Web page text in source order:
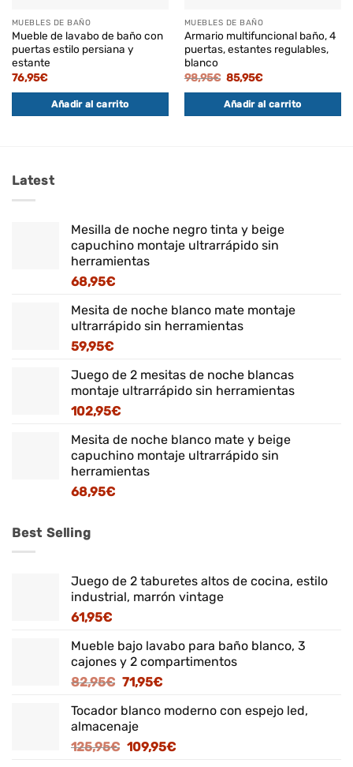
MUEBLES DE BAÑO
Mueble de lavabo de baño con
puertas estilo persiana y
estante
76,95€
Añadir al carrito
MUEBLES DE BAÑO
Armario multifuncional baño, 4
puertas, estantes regulables,
blanco
98,95€ El
original
era:
98,95€.
85,95€El
actual
es:
85,95€.
Añadir al carrito
Latest
Mesilla de noche negro tinta y beige
capuchino montaje ultrarrápido sin
herramientas
68,95€
Mesita de noche blanco mate montaje
ultrarrápido sin herramientas
59,95€
Juego de 2 mesitas de noche blancas
montaje ultrarrápido sin herramientas
102,95€
Mesita de noche blanco mate y beige
capuchino montaje ultrarrápido sin
herramientas
68,95€
Best Selling
Juego de 2 taburetes altos de cocina, estilo
industrial, marrón vintage
61,95€
Mueble bajo lavabo para baño blanco, 3
cajones y 2 compartimentos
82,95€ El
original
era:
82,95€.
71,95€El
actual
71,95€.
Tocador blanco moderno con espejo led,
almacenaje
125,95€ El
109,95€El